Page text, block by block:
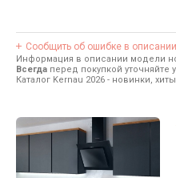
Сообщить об ошибке в описании
Информация в описании модели
Всегда перед покупкой уточняйте
Каталог Kernau 2026 - новинки,